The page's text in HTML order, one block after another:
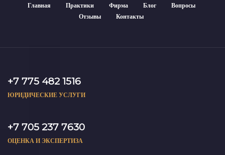
Главная Практики Фирма Блог
Вопросы
Отзывы
Контакты
+7 775 482 1516
ЮРИДИЧЕСКИЕ УСЛУГИ
+7 705 237 7630
ОЦЕНКА И ЭКСПЕРТИЗА